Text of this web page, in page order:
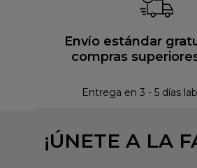
Envío estándar
compras
Entrega en 3 - 5 días
¡ÚNETE A LA